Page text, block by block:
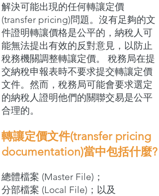
解決可能出現的任何轉讓定價
(transfer pricing)問題。沒有足夠的文
件證明轉讓價格是公平的，納稅人可
能無法提出有效的反對意見，以防止
稅務機關調整轉讓定價。 稅務局在提
交納稅申報表時不要求提交轉讓定價
文件。然而，稅務局可能會要求選定
的納稅人證明他們的關聯交易是公平
合理的。
轉讓定價文件(transfer pricing
documentation)當中包括什麼?
總體檔案 (Master File)；
分部檔案 (Local File)；以及